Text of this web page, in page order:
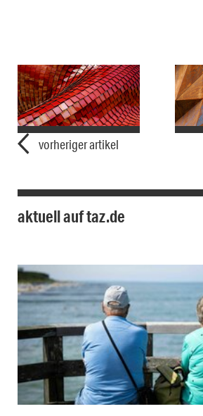
vorheriger artikel
aktuell auf taz.de